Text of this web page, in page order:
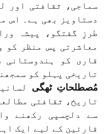
سماجی، ثقافتی اور
دستاویز بھی ہے۔ اس
طرزِ گفتگو، پیشہ
معاشرتی پس منظر کو
قاری کو
تاریخی پہلو کو
مُصطلحاتِ ٹھگی
تاریخ، ثقافتی
سے دلچسپی رکھنے
قارئین کے لیے ایک